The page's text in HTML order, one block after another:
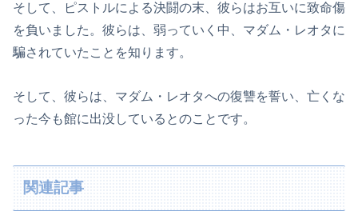
そして、ピストルによる決闘の末、彼らはお互いに致命傷
を負いました。彼らは、弱っていく中、マダム・レオタに
騙されていたことを知ります。
そして、彼らは、マダム・レオタへの復讐を誓い、亡くな
った今も館に出没しているとのことです。
関連記事